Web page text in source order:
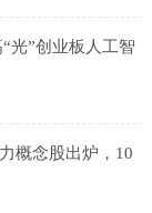
光”创业板人工智
概念股出炉，10